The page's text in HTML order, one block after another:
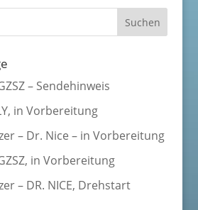
– Sendehinweis
in Vorbereitung
– Dr. Nice – in Vorbereitung
in Vorbereitung
– DR. NICE, Drehstart